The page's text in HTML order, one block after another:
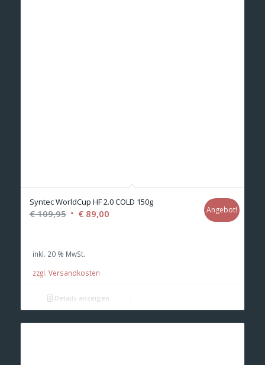
Syntec WorldCup HF 2.0 COLD 150g
€109,95 Ursprünglicher
€ 109,95
€89,00Aktueller
Angebot!
inkl. 20 % MwSt.
zzgl. Versandkosten
Details anzeigen